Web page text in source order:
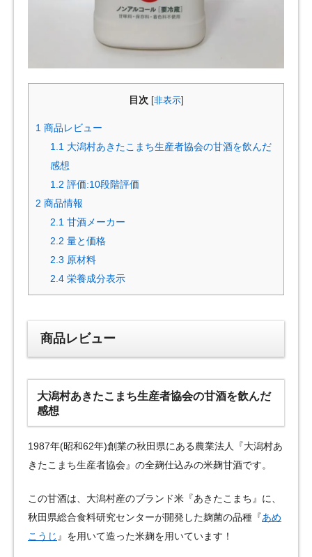
目次 非表示]
1 商品レビュー
1.1 大潟村あきたこまち生産者協会の甘酒を飲んだ
感想
1.2 評価:10段階評価
2 商品情報
2.1 甘酒メーカー
2.2 量と価格
2.3 原材料
2.4 栄養成分表示
商品レビュー
大潟村あきたこまち生産者協会の甘酒を飲んだ
感想
1987年(昭和62年)創業の秋田県にある農業法人『大潟村あ
きたこまち生産者協会』の全麹仕込みの米麹甘酒です。
この甘酒は、大潟村産のブランド米『あきたこまち』に、
秋田県総合食料研究センターが開発した麹菌の品種『あめ
こうじ』を用いて造った米麹を用いています！